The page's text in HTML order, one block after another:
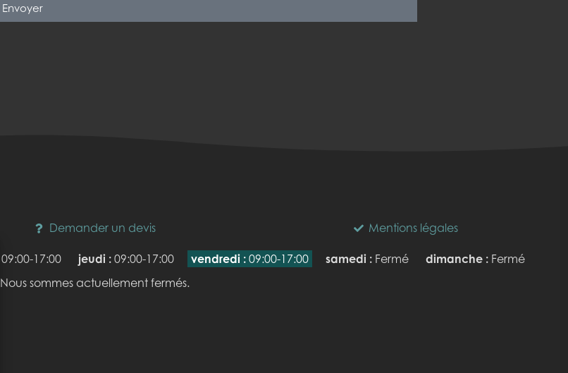
Envoyer
Demander un devis Mentions légales
09:00-17:00 jeudi : 09:00-17:00 vendredi : 09:00-17:00 samedi : Fermé dimanche : Fermé
Nous sommes actuellement fermés.